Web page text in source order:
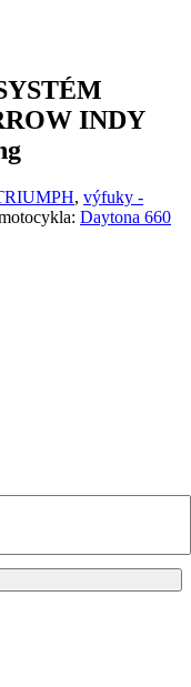
INDY
, výfuky -
Daytona 660